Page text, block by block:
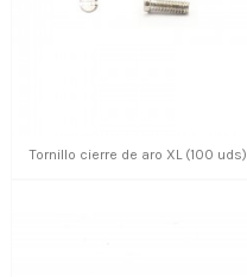
Tornillo cierre de aro XL (100 uds)